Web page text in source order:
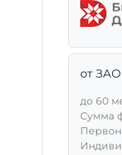
от
до 60
Сумма